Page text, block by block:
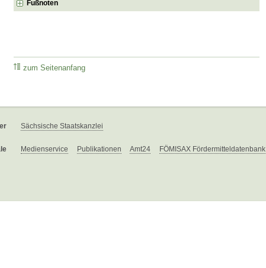
Fußnoten
zum Seitenanfang
Sächsische Staatskanzlei
Medienservice Publikationen Amt24 FÖMISAX Fördermitteldatenbank